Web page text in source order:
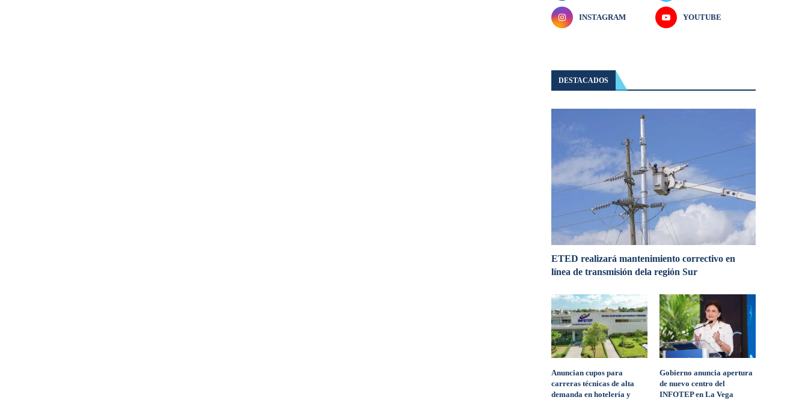
INSTAGRAM YOUTUBE
DESTACADOS
ETED realizará mantenimiento correctivo en
línea de transmisión dela región Sur
Anuncian cupos para
carreras técnicas de alta
demanda en hotelería y
Gobierno anuncia apertura
de nuevo centro del
INFOTEP en La Vega